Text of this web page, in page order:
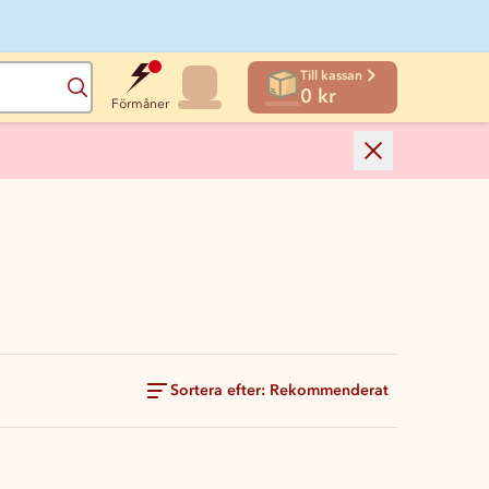
Sök
Förmåner
Till kassan
0 kr
Sortera efter: Rekommenderat